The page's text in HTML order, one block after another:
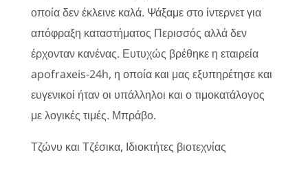
οποία δεν έκλεινε καλά. Ψάξαμε στο ίντερνετ για
απόφραξη καταστήματος Περισσός αλλά δεν
έρχονταν κανένας. Ευτυχώς βρέθηκε η εταιρεία
apofraxeis-24h, η οποία και μας εξυπηρέτησε και
ευγενικοί ήταν οι υπάλληλοι και ο τιμοκατάλογος
με λογικές τιμές. Μπράβο.
Τζώνυ και Τζέσικα, Ιδιοκτήτες βιοτεχνίας